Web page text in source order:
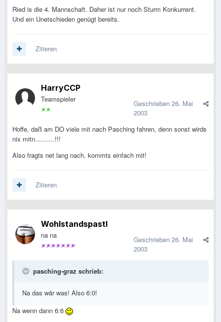
Ried is die 4. Mannschaft. Daher ist nur noch Sturm Konkurrent.
Und ein Unetschieden genügt bereits.
Zitieren
HarryCCP
Teamspieler Geschrieben 26. Mai
2003
Hoffe, daß am DO viele mit nach Pasching fahren, denn sonst wirds
nix mitn..........!!!
Also fragts net lang nach, kommts einfach mit!
Zitieren
Wohlstandspastl
na na Geschrieben 26. Mai
2003
pasching-graz schrieb:
Na das wär was! Also 6:0!
Na wenn dann 6:6